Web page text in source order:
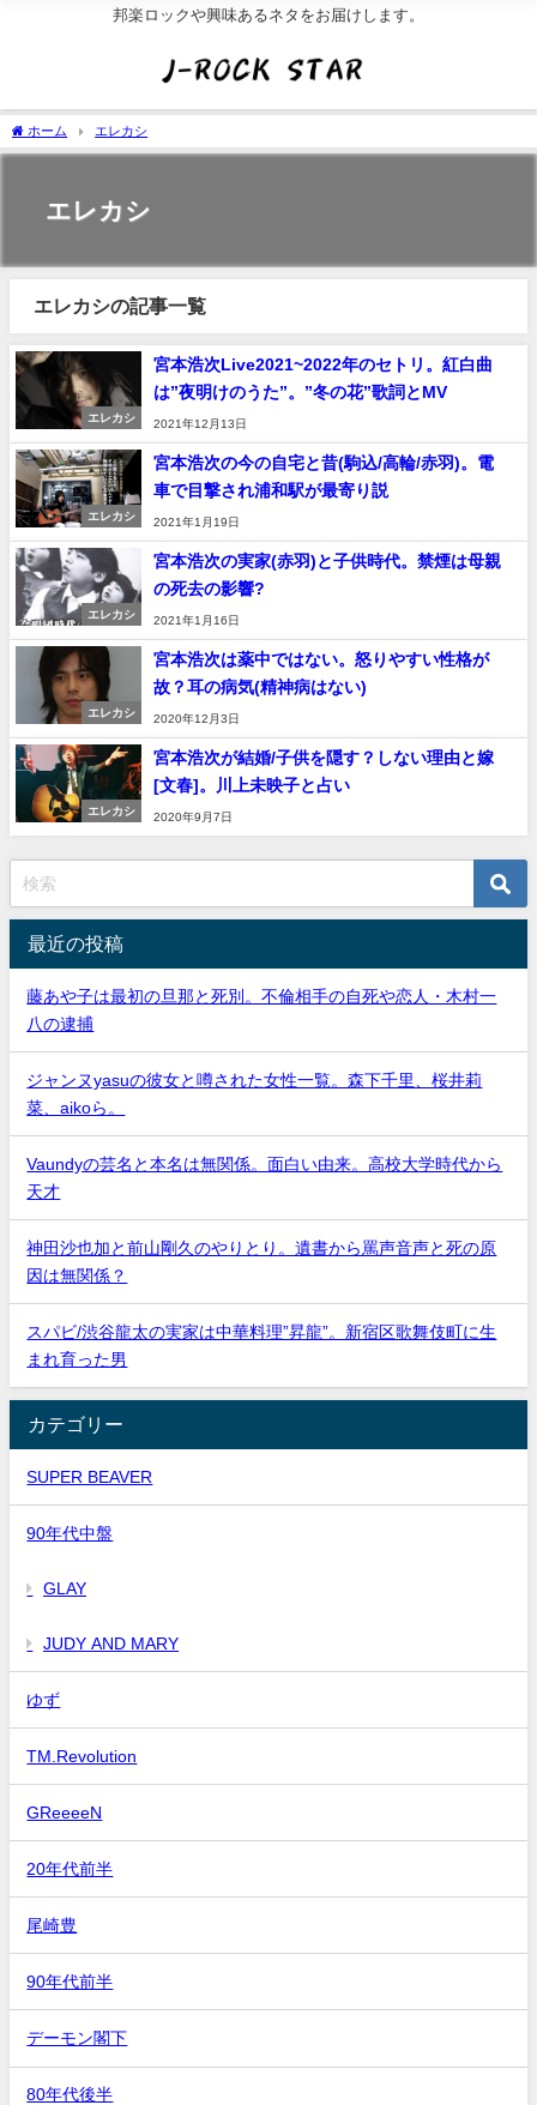
邦楽ロックや興味あるネタをお届けします。
ホーム エレカシ
エレカシ
エレカシの記事一覧
エレカシ
宮本浩次Live2021~2022年のセトリ。紅白曲
は”夜明けのうた”。”冬の花”歌詞とMV
2021年12月13日
エレカシ
宮本浩次の今の自宅と昔(駒込/高輪/赤羽)。電
車で目撃され浦和駅が最寄り説
2021年1月19日
エレカシ
宮本浩次の実家(赤羽)と子供時代。禁煙は母親
の死去の影響?
2021年1月16日
エレカシ
宮本浩次は薬中ではない。怒りやすい性格が
故？耳の病気(精神病はない)
2020年12月3日
エレカシ
宮本浩次が結婚/子供を隠す？しない理由と嫁
[文春]。川上未映子と占い
2020年9月7日
最近の投稿
藤あや子は最初の旦那と死別。不倫相手の自死や恋人・木村一
八の逮捕
ジャンヌyasuの彼女と噂された女性一覧。森下千里、桜井莉
菜、aikoら。
Vaundyの芸名と本名は無関係。面白い由来。高校大学時代から
天才
神田沙也加と前山剛久のやりとり。遺書から罵声音声と死の原
因は無関係？
スパビ/渋谷龍太の実家は中華料理”昇龍”。新宿区歌舞伎町に生
まれ育った男
カテゴリー
SUPER BEAVER
90年代中盤
GLAY
JUDY AND MARY
ゆず
TM.Revolution
GReeeeN
20年代前半
尾崎豊
90年代前半
デーモン閣下
80年代後半